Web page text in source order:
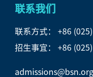
联系我们
联系方式：+86
招生事宜：+86